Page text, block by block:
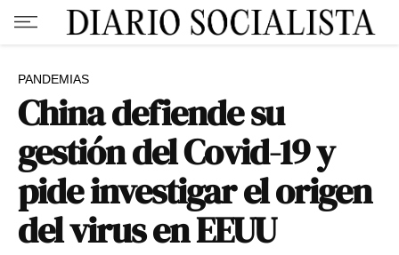
PANDEMIAS
China defiende su
gestión del Covid-19 y
pide investigar el origen
del virus en EEUU